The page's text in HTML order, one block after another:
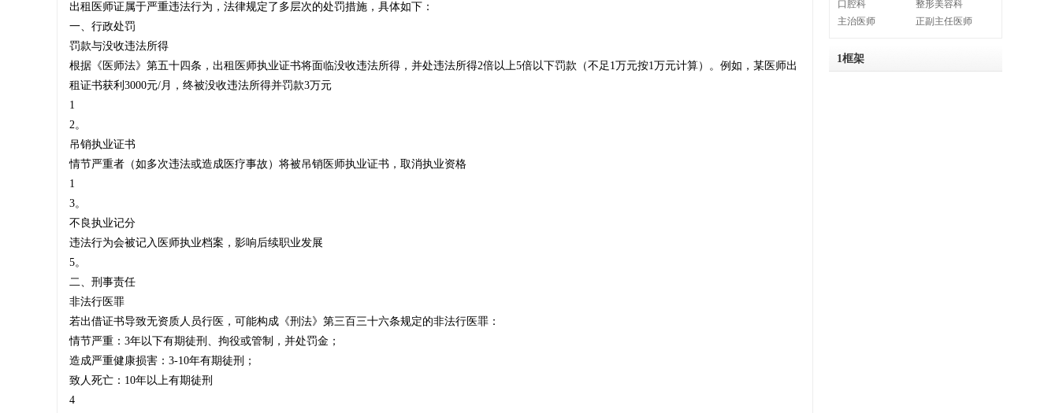
出租医师证属于严重违法行为，法律规定了多层次的处罚措施，具体如下：
一、行政处罚
‌罚款与没收违法所得‌
根据《医师法》第五十四条，出租医师执业证书将面临没收违法所得，并处违法所得2倍以上5倍以下罚款（不足1万元按1万元计算）。例如，某医师出
租证书获利3000元/月，终被没收违法所得并罚款3万元‌
1
2。
‌吊销执业证书‌
情节严重者（如多次违法或造成医疗事故）将被吊销医师执业证书，取消执业资格‌
1
3。
‌不良执业记分‌
违法行为会被记入医师执业档案，影响后续职业发展‌
5。
二、刑事责任
‌非法行医罪‌
若出借证书导致无资质人员行医，可能构成《刑法》第三百三十六条规定的非法行医罪：
情节严重：3年以下有期徒刑、拘役或管制，并处罚金；
造成严重健康损害：3-10年有期徒刑；
致人死亡：10年以上有期徒刑‌
4
口腔科
整形美容科
主治医师
正副主任医师
1框架